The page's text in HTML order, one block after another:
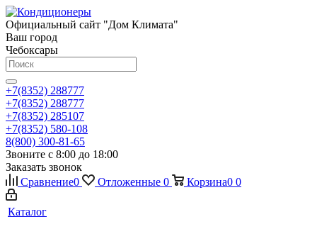
Официальный сайт "Дом Климата"
Ваш город
Чебоксары
+7(8352) 288777
+7(8352) 288777
+7(8352) 285107
+7(8352) 580-108
8(800) 300-81-65
Звоните с 8:00 до 18:00
Заказать звонок
Сравнение0 Отложенные 0 Корзина0 0
Каталог